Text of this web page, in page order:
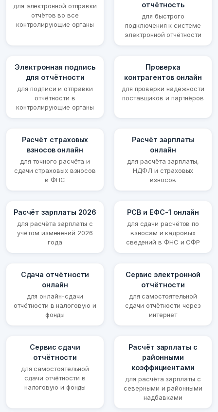
для электронной отправки
отчётов во все
контролирующие органы
отчётность
для быстрого
подключения к системе
электронной отчётности
Электронная подпись
для отчётности
для подписи и отправки
отчётности в
контролирующие органы
Проверка
контрагентов онлайн
для проверки надёжности
поставщиков и партнёров
Расчёт страховых
взносов онлайн
для точного расчёта и
сдачи страховых взносов
в ФНС
Расчёт зарплаты
онлайн
для расчёта зарплаты,
НДФЛ и страховых
взносов
Расчёт зарплаты 2026
для расчёта зарплаты с
учётом изменений 2026
года
РСВ и ЕФС-1 онлайн
для сдачи расчётов по
взносам и кадровых
сведений в ФНС и СФР
Сдача отчётности
онлайн
для онлайн-сдачи
отчётности в налоговую и
фонды
Сервис электронной
отчётности
для самостоятельной
сдачи отчётности через
интернет
Сервис сдачи
отчётности
для самостоятельной
сдачи отчётности в
налоговую и фонды
Расчёт зарплаты с
районными
коэффициентами
для расчёта зарплаты с
северными и районными
надбавками